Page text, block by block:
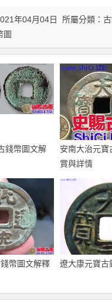
年04月04日 所屬分類：
圖
錢幣圖文解
安南大治元寶
賞與詳情
幣圖文解釋 遼大康元寶古